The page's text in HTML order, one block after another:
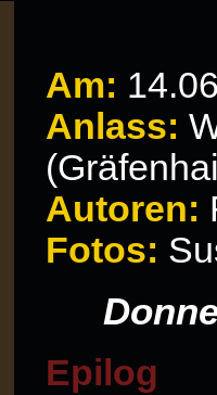
Am: 14.0
Anlass:
Autoren:
Fotos:
Epilog